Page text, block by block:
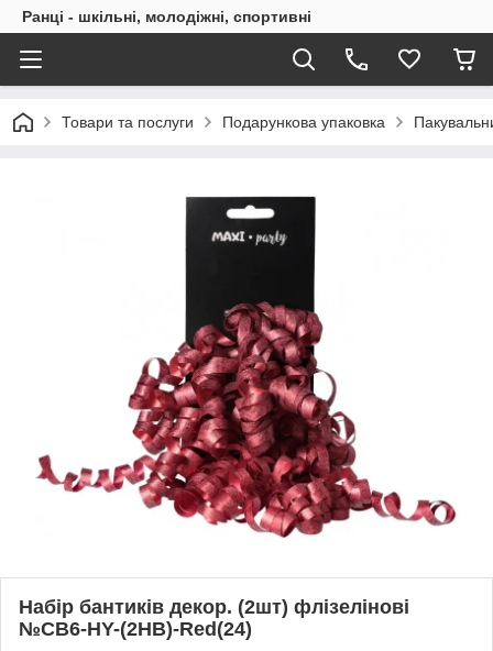
Ранці - шкільні, молодіжні, спортивні
Товари та послуги Подарункова упаковка
Набір бантиків декор. (2шт) флізелінові
№CB6-HY-(2HB)-Red(24)